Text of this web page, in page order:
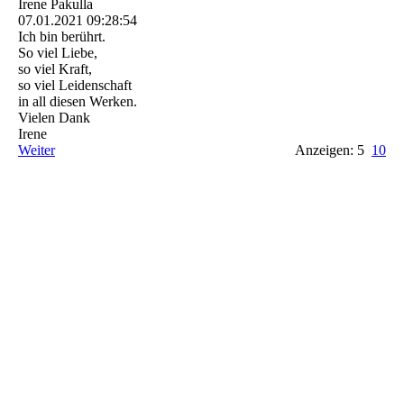
Irene Pakulla
07.01.2021 09:28:54
Ich bin berührt.
So viel Liebe,
so viel Kraft,
so viel Leidenschaft
in all diesen Werken.
Vielen Dank
Irene
Weiter
Anzeigen: 5 10